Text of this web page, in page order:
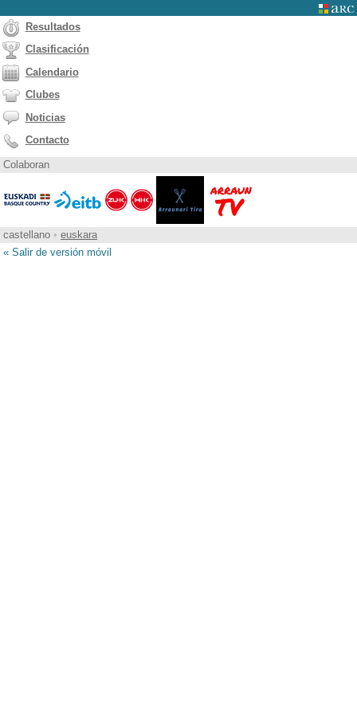
Resultados
Clasificación
Calendario
Clubes
Noticias
Contacto
Colaboran
castellano • euskara
« Salir de versión móvil